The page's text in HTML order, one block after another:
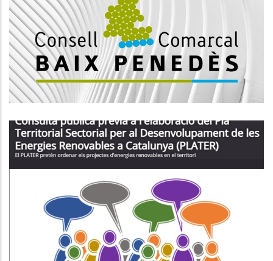
D'Arquitectura, Arquitectura
Tècnica, Enginyeria De
L'edificació, Enginyeria Industrial.
Altres
𝗖𝗢𝗡𝗦𝗨𝗟𝗧𝗔 𝗣𝗨́𝗕𝗟𝗜𝗖𝗔 𝗣𝗘𝗥
𝗘𝗟𝗔𝗕𝗢𝗥𝗔𝗥 𝗘𝗟 𝗣𝗟𝗔𝗧𝗘𝗥
Medi